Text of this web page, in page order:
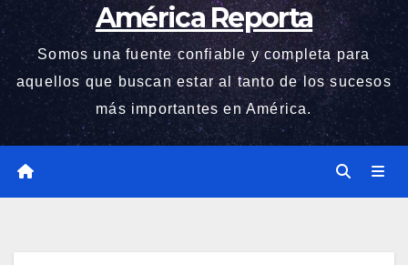
América Reporta
Somos una fuente confiable y completa para
aquellos que buscan estar al tanto de los sucesos
más importantes en América.